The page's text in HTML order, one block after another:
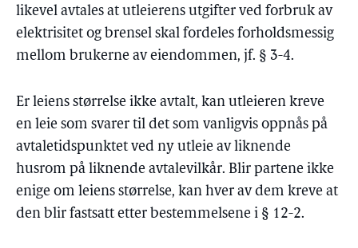
likevel avtales at utleierens utgifter ved forbruk av
elektrisitet og brensel skal fordeles forholdsmessig
mellom brukerne av eiendommen, jf. § 3-4.
Er leiens størrelse ikke avtalt, kan utleieren kreve
en leie som svarer til det som vanligvis oppnås på
avtaletidspunktet ved ny utleie av liknende
husrom på liknende avtalevilkår. Blir partene ikke
enige om leiens størrelse, kan hver av dem kreve at
den blir fastsatt etter bestemmelsene i § 12-2.